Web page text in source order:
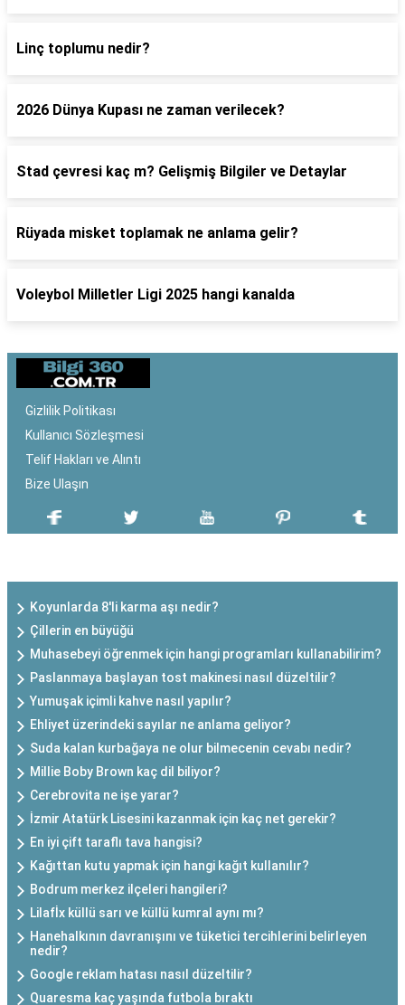
Linç toplumu nedir?
2026 Dünya Kupası ne zaman verilecek?
Stad çevresi kaç m? Gelişmiş Bilgiler ve Detaylar
Rüyada misket toplamak ne anlama gelir?
Voleybol Milletler Ligi 2025 hangi kanalda
Gizlilik Politikası
Kullanıcı Sözleşmesi
Telif Hakları ve Alıntı
Bize Ulaşın
Koyunlarda 8'li karma aşı nedir?
Çillerin en büyüğü
Muhasebeyi öğrenmek için hangi programları kullanabilirim?
Paslanmaya başlayan tost makinesi nasıl düzeltilir?
Yumuşak içimli kahve nasıl yapılır?
Ehliyet üzerindeki sayılar ne anlama geliyor?
Suda kalan kurbağaya ne olur bilmecenin cevabı nedir?
Millie Boby Brown kaç dil biliyor?
Cerebrovita ne işe yarar?
İzmir Atatürk Lisesini kazanmak için kaç net gerekir?
En iyi çift taraflı tava hangisi?
Kağıttan kutu yapmak için hangi kağıt kullanılır?
Bodrum merkez ilçeleri hangileri?
Lilafİx küllü sarı ve küllü kumral aynı mı?
Hanehalkının davranışını ve tüketici tercihlerini belirleyen
nedir?
Google reklam hatası nasıl düzeltilir?
Quaresma kaç yaşında futbola bıraktı